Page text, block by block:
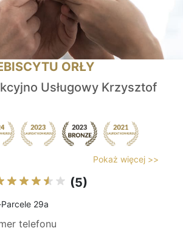
ORŁY
Usługowy Krzysztof
Pokaż więcej >>
(5)
Parcele 29a
telefonu